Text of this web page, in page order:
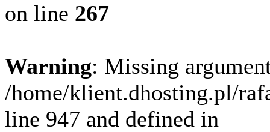
on line 267
Warning: Missing
/home/klient.dhosting.pl/
line 947 and defined in